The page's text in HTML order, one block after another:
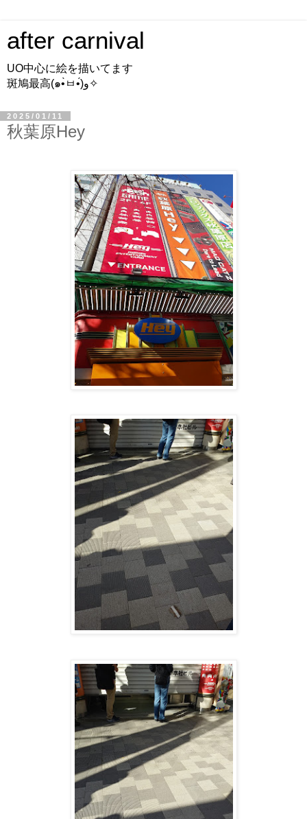
after carnival
UO中心に絵を描いてます
斑鳩最高(๑•̀ㅂ•́)و✧
2025/01/11
秋葉原Hey